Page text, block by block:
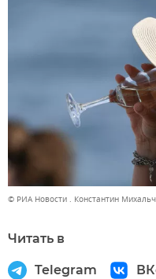
© РИА Новости . Константин
Читать в
Telegram